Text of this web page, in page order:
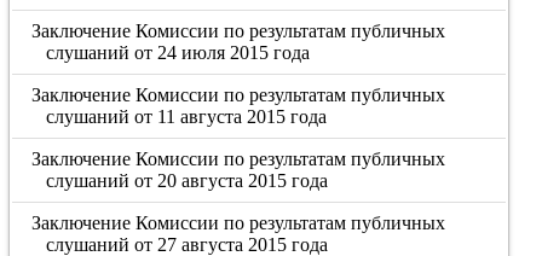
Заключение Комиссии по результатам публичных
слушаний от 24 июля 2015 года
Заключение Комиссии по результатам публичных
слушаний от 11 августа 2015 года
Заключение Комиссии по результатам публичных
слушаний от 20 августа 2015 года
Заключение Комиссии по результатам публичных
слушаний от 27 августа 2015 года